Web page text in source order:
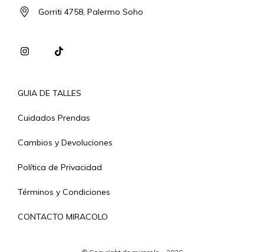
Gorriti 4758, Palermo Soho
GUIA DE TALLES
Cuidados Prendas
Cambios y Devoluciones
Política de Privacidad
Términos y Condiciones
CONTACTO MIRACOLO